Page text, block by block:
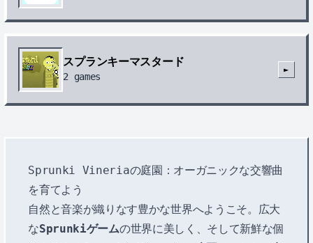
スプランキーマスタード
2 games
►
Sprunki Vineriaの庭園：オーガニックな交響曲
を育てよう
自然と音楽が織りなす豊かな世界へようこそ。広大
なSprunkiゲームの世界に美しく、そして新鮮な個